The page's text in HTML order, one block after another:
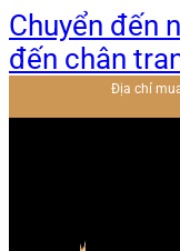
Chuyển đến
đến chân
Địa chỉ